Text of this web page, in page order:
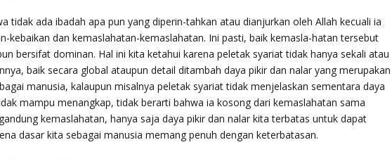
tidak ada ibadah apa pun yang diperin-tahkan atau dianjurkan oleh Allah kecuali ia
kebaikan dan kemaslahatan-kemaslahatan. Ini pasti, baik kemasla-hatan tersebut
bersifat dominan. Hal ini kita ketahui karena peletak syariat tidak hanya sekali atau
baik secara global ataupun detail ditambah daya pikir dan nalar yang merupakan
manusia, kalaupun misalnya peletak syariat tidak menjelaskan sementara daya
mampu menangkap, tidak berarti bahwa ia kosong dari kemaslahatan sama
kemaslahatan, hanya saja daya pikir dan nalar kita terbatas untuk dapat
dasar kita sebagai manusia memang penuh dengan keterbatasan.